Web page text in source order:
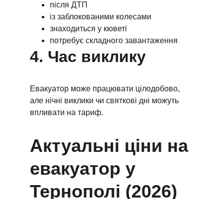
після ДТП
із заблокованими колесами
знаходиться у кюветі
потребує складного завантаження
4. Час виклику
Евакуатор може працювати цілодобово,
але нічні виклики чи святкові дні можуть
впливати на тариф.
Актуальні ціни на
евакуатор у
Тернополі (2026)